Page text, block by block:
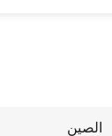
الصين